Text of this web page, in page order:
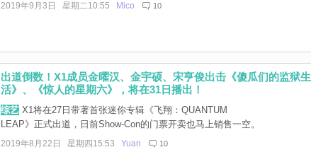
2019年9月3日 星期二10:55 Mico 10
出道倒数！X1成员金曜汉、金宇硕、宋亨俊出击《傻瓜们的监狱生
活》、《惊人的星期六》，将在31日播出！
综艺X1将在27日带著首张迷你专辑《飞翔：QUANTUM
LEAP》正式出道，日前Show-Con的门票开卖也马上销售一空。
2019年8月22日 星期四15:53 Yuan 10